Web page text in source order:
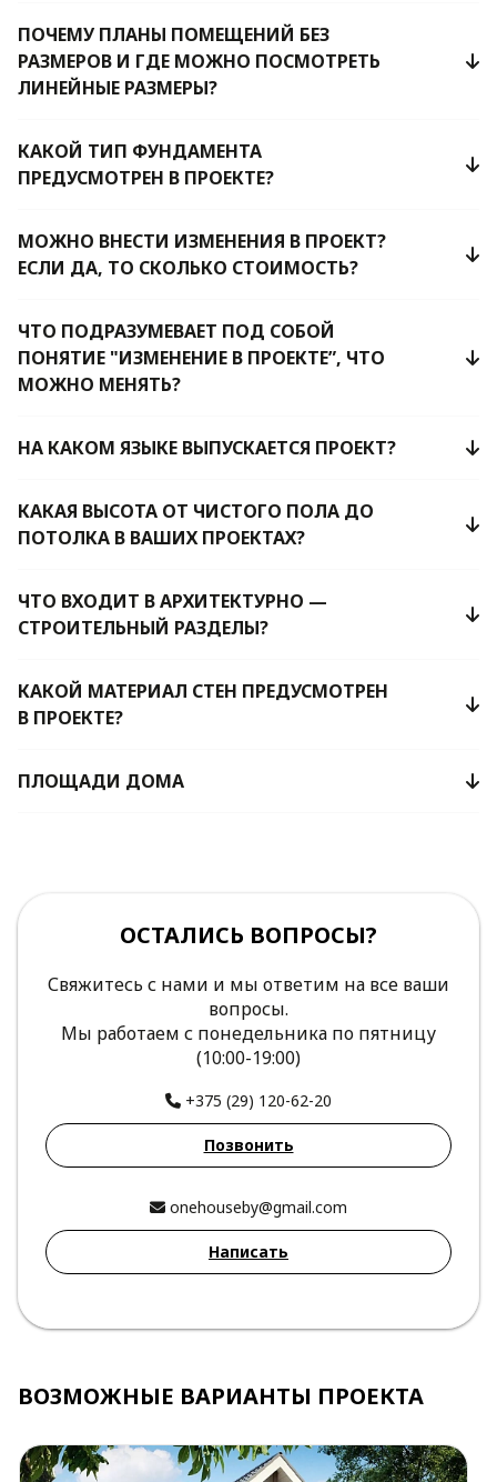
ПОЧЕМУ ПЛАНЫ ПОМЕЩЕНИЙ БЕЗ
РАЗМЕРОВ И ГДЕ МОЖНО ПОСМОТРЕТЬ
ЛИНЕЙНЫЕ РАЗМЕРЫ?
КАКОЙ ТИП ФУНДАМЕНТА
ПРЕДУСМОТРЕН В ПРОЕКТЕ?
МОЖНО ВНЕСТИ ИЗМЕНЕНИЯ В ПРОЕКТ?
ЕСЛИ ДА, ТО СКОЛЬКО СТОИМОСТЬ?
ЧТО ПОДРАЗУМЕВАЕТ ПОД СОБОЙ
ПОНЯТИЕ "ИЗМЕНЕНИЕ В ПРОЕКТЕ”, ЧТО
МОЖНО МЕНЯТЬ?
НА КАКОМ ЯЗЫКЕ ВЫПУСКАЕТСЯ ПРОЕКТ?
КАКАЯ ВЫСОТА ОТ ЧИСТОГО ПОЛА ДО
ПОТОЛКА В ВАШИХ ПРОЕКТАХ?
ЧТО ВХОДИТ В АРХИТЕКТУРНО —
СТРОИТЕЛЬНЫЙ РАЗДЕЛЫ?
КАКОЙ МАТЕРИАЛ СТЕН ПРЕДУСМОТРЕН
В ПРОЕКТЕ?
ПЛОЩАДИ ДОМА
ОСТАЛИСЬ ВОПРОСЫ?
Свяжитесь с нами и мы ответим на все ваши
вопросы.
Мы работаем с понедельника по пятницу
(10:00-19:00)
+375 (29) 120-62-20
Позвонить
onehouseby@gmail.com
Написать
ВОЗМОЖНЫЕ ВАРИАНТЫ ПРОЕКТА